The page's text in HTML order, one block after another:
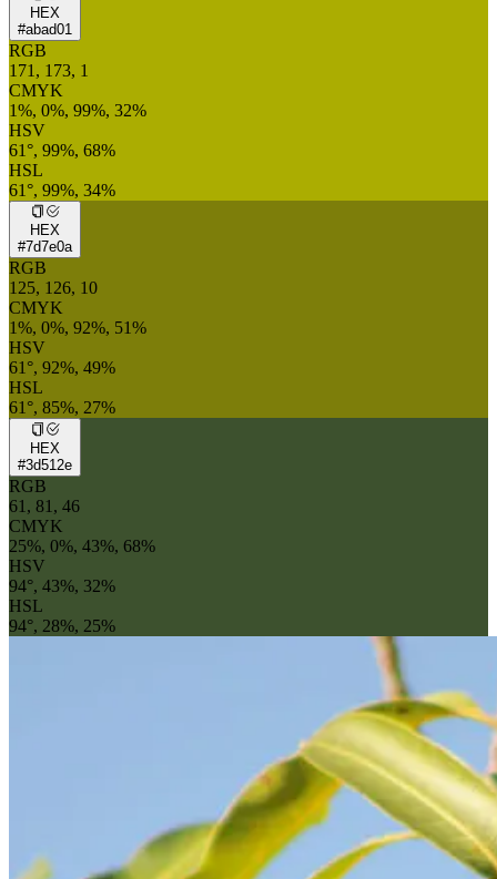
HEX
#abad01
RGB
171, 173, 1
CMYK
1%, 0%, 99%, 32%
HSV
61°, 99%, 68%
HSL
61°, 99%, 34%
HEX
#7d7e0a
RGB
125, 126, 10
CMYK
1%, 0%, 92%, 51%
HSV
61°, 92%, 49%
HSL
61°, 85%, 27%
HEX
#3d512e
RGB
61, 81, 46
CMYK
25%, 0%, 43%, 68%
HSV
94°, 43%, 32%
HSL
94°, 28%, 25%